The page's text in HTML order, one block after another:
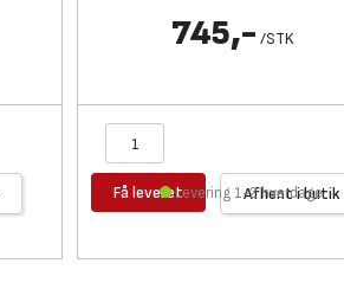
745,- /STK
Få leveret Afhent i butik
Levering 1-2 hverdage